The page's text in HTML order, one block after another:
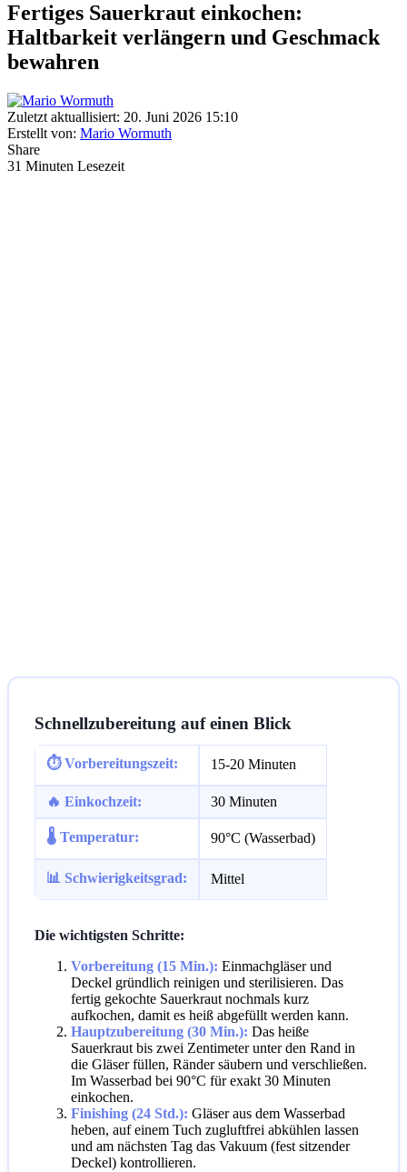
Fertiges Sauerkraut einkochen:
Haltbarkeit verlängern und Geschmack
bewahren
Zuletzt aktuallisiert: 20. Juni 2026 15:10
Erstellt von: Mario Wormuth
Share
31 Minuten Lesezeit
Schnellzubereitung auf einen Blick
⏱️ Vorbereitungszeit: 15-20 Minuten
🔥 Einkochzeit: 30 Minuten
🌡️ Temperatur: 90°C (Wasserbad)
📊 Schwierigkeitsgrad: Mittel
Die wichtigsten Schritte:
Vorbereitung (15 Min.): Einmachgläser und
Deckel gründlich reinigen und sterilisieren. Das
fertig gekochte Sauerkraut nochmals kurz
aufkochen, damit es heiß abgefüllt werden kann.
Hauptzubereitung (30 Min.): Das heiße
Sauerkraut bis zwei Zentimeter unter den Rand in
die Gläser füllen, Ränder säubern und verschließen.
Im Wasserbad bei 90°C für exakt 30 Minuten
einkochen.
Finishing (24 Std.): Gläser aus dem Wasserbad
heben, auf einem Tuch zugluftfrei abkühlen lassen
und am nächsten Tag das Vakuum (fest sitzender
Deckel) kontrollieren.